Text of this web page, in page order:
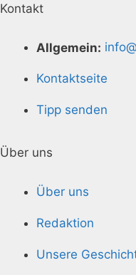
Kontakt
Allgemein:
Kontaktseite
Tipp senden
Über uns
Über uns
Redaktion
Unsere